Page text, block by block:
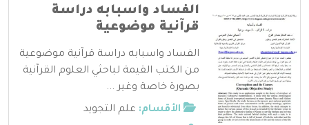
الفساد واسبابه دراسة
قرآنية موضوعية
الفساد واسبابه دراسة قرآنية موضوعية
من الكتب القيمة لباحثي العلوم القرآنية
بصورة خاصة وغير ...
الأقسام: علم التجويد